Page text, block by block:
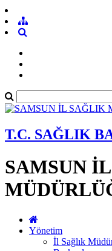
T.C. SAĞLIK
SAMSUN
Yönetim
İl Sağlık